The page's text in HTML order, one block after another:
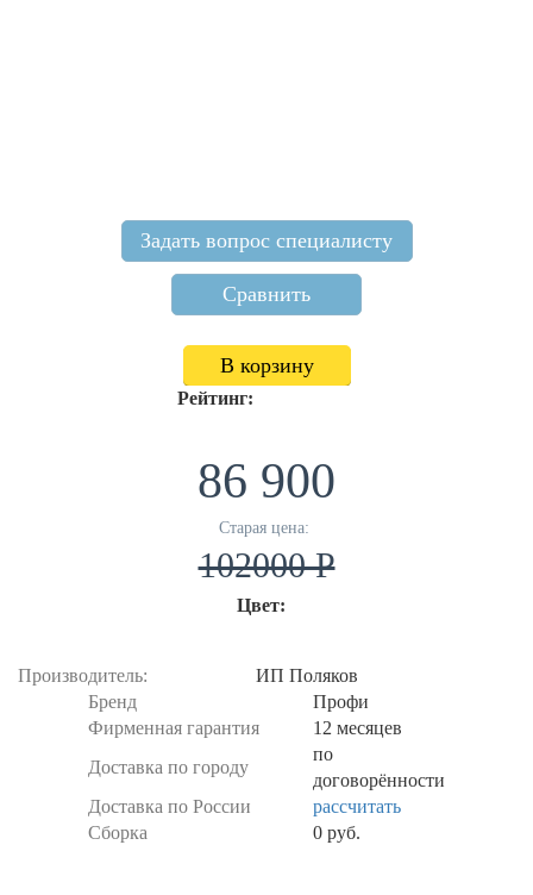
Задать вопрос специалисту
Сравнить
В корзину
Рейтинг:
86 900
Старая цена:
102000 P
Цвет:
Производитель:
ИП Поляков
Бренд
Профи
Фирменная гарантия
12 месяцев
Доставка по городу
по
договорённости
Доставка по России
рассчитать
Сборка
0 руб.